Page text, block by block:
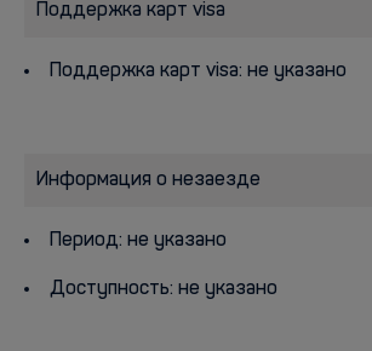
Поддержка карт visa
Поддержка карт visa: не указано
Информация о незаезде
Период: не указано
Доступность: не указано